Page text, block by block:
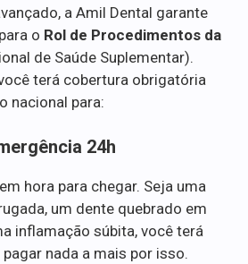
a Amil Dental garante
o Rol de Procedimentos da
de Saúde Suplementar).
terá cobertura obrigatória
nacional para:
24h
hora para chegar. Seja uma
um dente quebrado em
inflamação súbita, você terá
nada a mais por isso.